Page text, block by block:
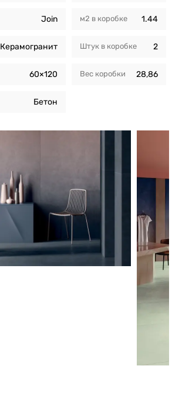
Join
Керамогранит
60×120
Бетон
м2 в коробкe 1.44
Штук в коробкe 2
Вес коробки 28,86